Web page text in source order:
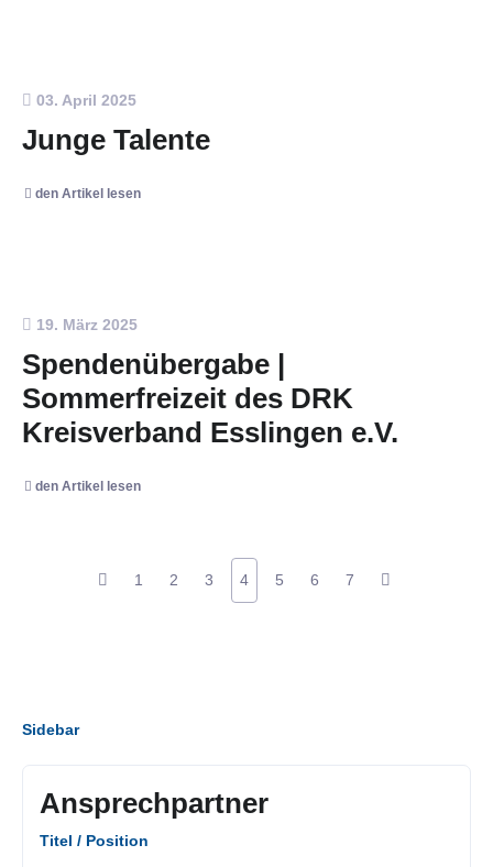
03. April 2025
Junge Talente
den Artikel lesen
19. März 2025
Spendenübergabe |
Sommerfreizeit des DRK
Kreisverband Esslingen e.V.
den Artikel lesen
1 2 3 4 5 6 7
Sidebar
Ansprechpartner
Titel / Position